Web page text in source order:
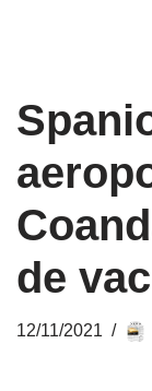
de
12/11/2021